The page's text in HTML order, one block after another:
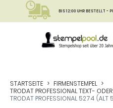
BIS 12:00 UHR BESTELLT -
STARTSEITE
FIRMENSTEMPEL
TRODAT PROFESSIONAL TEXT-
TRODAT PROFESSIONAL 5274 (ALT